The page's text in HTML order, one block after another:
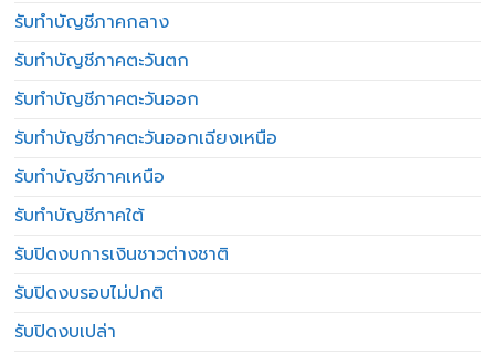
รับทำบัญชีภาคกลาง
รับทำบัญชีภาคตะวันตก
รับทำบัญชีภาคตะวันออก
รับทำบัญชีภาคตะวันออกเฉียงเหนือ
รับทำบัญชีภาคเหนือ
รับทำบัญชีภาคใต้
รับปิดงบการเงินชาวต่างชาติ
รับปิดงบรอบไม่ปกติ
รับปิดงบเปล่า